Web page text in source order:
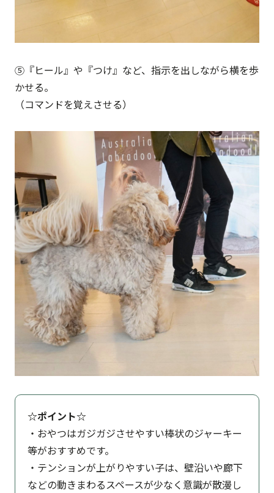
⑤『ヒール』や『つけ』など、指示を出しながら横を歩
かせる。
（コマンドを覚えさせる）
☆ポイント☆
・おやつはガジガジさせやすい棒状のジャーキー
等がおすすめです。
・テンションが上がりやすい子は、壁沿いや廊下
などの動きまわるスペースが少なく意識が散漫し